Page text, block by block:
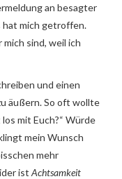
an besagter
hat mich getroffen.
sind, weil ich
und einen
äußern. So oft wollte
mit Euch?“ Würde
mein Wunsch
mehr
istAchtsamkeit